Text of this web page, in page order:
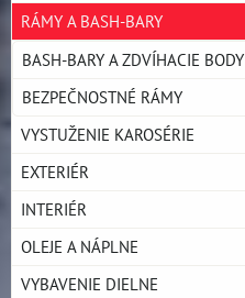
RÁMY A BASH-BARY
BASH-BARY A ZDVÍHACIE BODY
BEZPEČNOSTNÉ RÁMY
VYSTUŽENIE KAROSÉRIE
EXTERIÉR
INTERIÉR
OLEJE A NÁPLNE
VYBAVENIE DIELNE